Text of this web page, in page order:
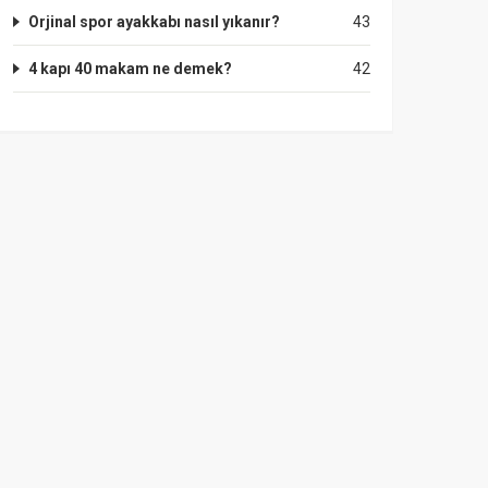
43
Orjinal spor ayakkabı nasıl yıkanır?
42
4 kapı 40 makam ne demek?